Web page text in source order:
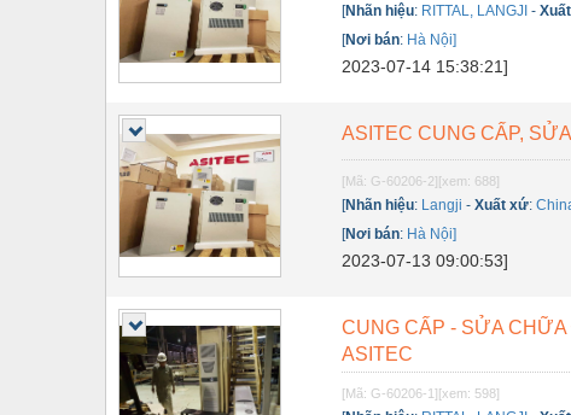
Thiết bị truyền động
Thiết bị văn phòng
Thủy lực-Thiết bị
Thủy sản - Trang thiết bị
Tự động hoá
Van - Co các loại
Vật liệu mài mòn
Vật liệu xây dựng
Vòng bi - Bạc đạn
[Nhãn hiệu: RITTAL, LANGJI -
[Nơi bán: Hà Nội]
2023-07-14 15:38:21]
ASITEC CUNG CẤP,
[Mã: G-60206-2][xem: 688]
[Nhãn hiệu: Langji -Xuất xứ:
[Nơi bán: Hà Nội]
2023-07-13 09:00:53]
CUNG CẤP - SỬA
ASITEC
[Mã: G-60206-1][xem: 598]